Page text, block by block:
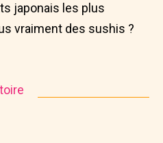
japonais les plus
vraiment des sushis ?